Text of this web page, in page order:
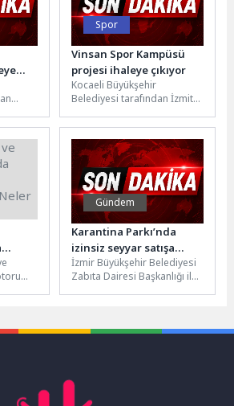
kent
Spor
Vinsan Spor Kampüsü
projesi ihaleye çıkıyor
Kocaeli Büyükşehir
Belediyesi tarafından İzmit
hayata geçirilecek “Vinsan
Spor Kampüsü Projesi” 5...
Gündem
Karantina Parkı’nda
izinsiz seyyar satışa
ortak denetim
İzmir Büyükşehir Belediyesi
Zabıta Dairesi Başkanlığı ile